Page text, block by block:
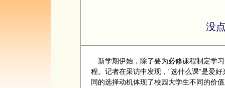
没
新学期伊始，除了要为必修课程制定学
程。记者在采访中发现，“选什么课”是爱
同的选择动机体现了校园大学生不同的价